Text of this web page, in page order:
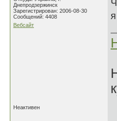
Днепродзержинск
Зарегистрирован: 2006-08-30
Сообщений: 4408
Вебсайт
Неактивен